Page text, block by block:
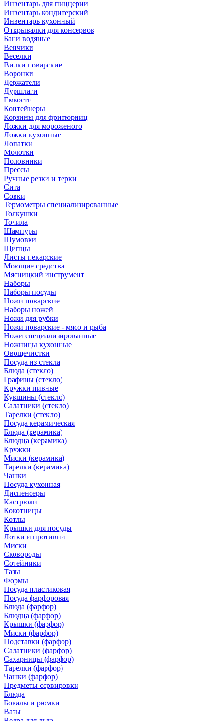
Инвентарь для пиццерии
Инвентарь кондитерский
Инвентарь кухонный
Открывалки для консервов
Бани водяные
Венчики
Веселки
Вилки поварские
Воронки
Держатели
Дуршлаги
Емкости
Контейнеры
Корзины для фритюрниц
Ложки для мороженого
Ложки кухонные
Лопатки
Молотки
Половники
Прессы
Ручные резки и терки
Сита
Совки
Термометры специализированные
Толкушки
Точила
Шампуры
Шумовки
Щипцы
Листы пекарские
Моющие средства
Мясницкий инструмент
Наборы
Наборы посуды
Ножи поварские
Наборы ножей
Ножи для рубки
Ножи поварские - мясо и рыба
Ножи специализированные
Ножницы кухонные
Овощечистки
Посуда из стекла
Блюда (стекло)
Графины (стекло)
Кружки пивные
Кувшины (стекло)
Салатники (стекло)
Тарелки (стекло)
Посуда керамическая
Блюда (керамика)
Блюдца (керамика)
Кружки
Миски (керамика)
Тарелки (керамика)
Чашки
Посуда кухонная
Диспенсеры
Кастрюли
Кокотницы
Котлы
Крышки для посуды
Лотки и противни
Миски
Сковороды
Сотейники
Тазы
Формы
Посуда пластиковая
Посуда фарфоровая
Блюда (фарфор)
Блюдца (фарфор)
Крышки (фарфор)
Миски (фарфор)
Подставки (фарфор)
Салатники (фарфор)
Сахарницы (фарфор)
Тарелки (фарфор)
Чашки (фарфор)
Предметы сервировки
Блюда
Бокалы и рюмки
Вазы